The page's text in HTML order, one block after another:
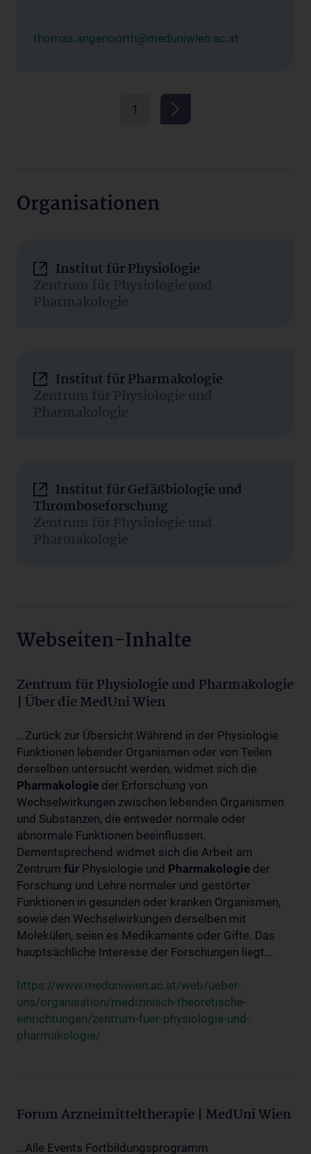
thomas.angenoorth@meduniwien.ac.at
1
Organisationen
Institut für Physiologie
Zentrum für Physiologie und
Pharmakologie
Institut für Pharmakologie
Zentrum für Physiologie und
Pharmakologie
Institut für Gefäßbiologie und
Thromboseforschung
Zentrum für Physiologie und
Pharmakologie
Webseiten-Inhalte
Zentrum für Physiologie und Pharmakologie
| Über die MedUni Wien
...Zurück zur Übersicht Während in der Physiologie
Funktionen lebender Organismen oder von Teilen
derselben untersucht werden, widmet sich die
Pharmakologie der Erforschung von
Wechselwirkungen zwischen lebenden Organismen
und Substanzen, die entweder normale oder
abnormale Funktionen beeinflussen.
Dementsprechend widmet sich die Arbeit am
Zentrum für Physiologie und Pharmakologie der
Forschung und Lehre normaler und gestörter
Funktionen in gesunden oder kranken Organismen,
sowie den Wechselwirkungen derselben mit
Molekülen, seien es Medikamente oder Gifte. Das
hauptsächliche Interesse der Forschungen liegt...
https://www.meduniwien.ac.at/web/ueber-
uns/organisation/medizinisch-theoretische-
einrichtungen/zentrum-fuer-physiologie-und-
pharmakologie/
Forum Arzneimitteltherapie | MedUni Wien
...Alle Events Fortbildungsprogramm